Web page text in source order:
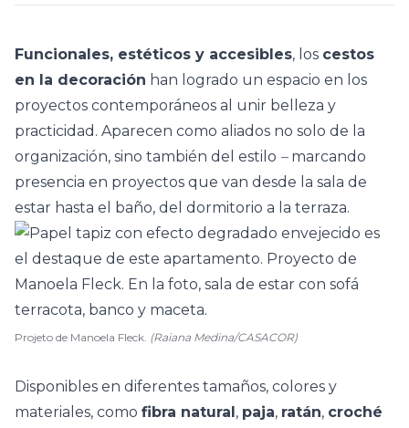
Funcionales, estéticos y accesibles, los cestos
en la decoración han logrado un espacio en los
proyectos contemporáneos al unir belleza y
practicidad. Aparecen como aliados no solo de la
organización, sino también del estilo – marcando
presencia en proyectos que van desde la sala de
estar hasta el baño, del dormitorio a la terraza.
Projeto de Manoela Fleck. (Raiana Medina/CASACOR)
Disponibles en diferentes tamaños, colores y
materiales, como fibra natural, paja, ratán, croché